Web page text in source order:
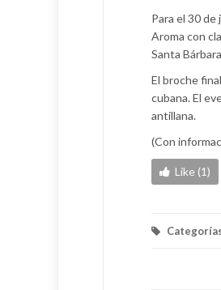
Para el 30
Aroma con
Santa
El broche
cubana. El
antillana.
(Con
Like (1)